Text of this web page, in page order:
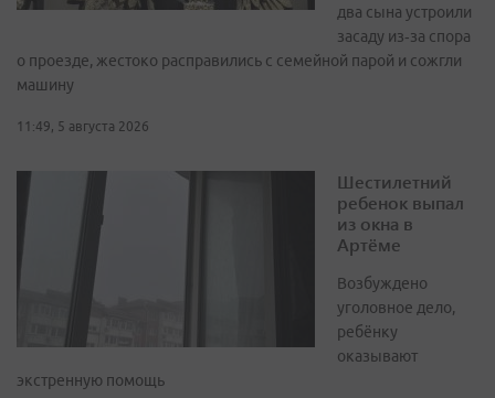
два сына устроили
засаду из‑за спора
о проезде, жестоко расправились с семейной парой и сожгли
машину
11:49, 5 августа 2026
Шестилетний
ребенок выпал
из окна в
Артёме
Возбуждено
уголовное дело,
ребёнку
оказывают
экстренную помощь